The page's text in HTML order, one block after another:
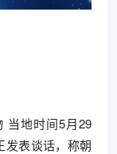
当地时间5月29
发表谈话，称朝